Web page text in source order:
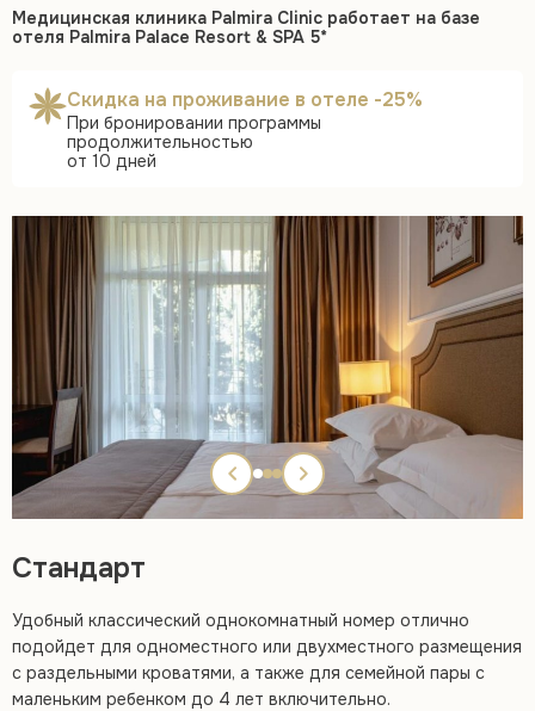
Медицинская клиника Palmira Clinic работает на базе
отеля Palmira Palace Resort & SPA 5*
Скидка на проживание в отеле -25%
При бронировании программы
продолжительностью
от 10 дней
Стандарт
Удобный классический однокомнатный номер отлично
подойдет для одноместного или двухместного размещения
с раздельными кроватями, а также для семейной пары с
маленьким ребенком до 4 лет включительно.